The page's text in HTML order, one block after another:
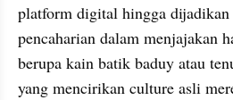
platform digital hingga dijadikan
pencaharian dalam menjajakan
berupa kain batik baduy atau
yang mencirikan culture asli